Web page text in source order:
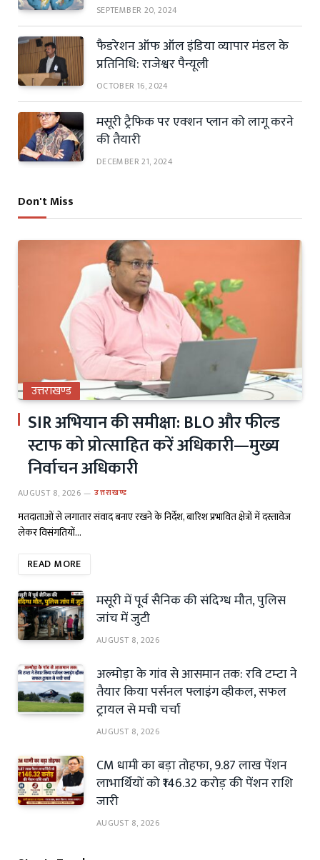
SEPTEMBER 20, 2024
फैडरेशन ऑफ ऑल इंडिया व्यापार मंडल के
प्रतिनिधि: राजेश्वर पैन्यूली
OCTOBER 16, 2024
मसूरी ट्रैफिक पर एक्शन प्लान को लागू करने
की तैयारी
DECEMBER 21, 2024
Don't Miss
उत्तराखण्ड
SIR अभियान की समीक्षा: BLO और फील्ड
स्टाफ को प्रोत्साहित करें अधिकारी—मुख्य
निर्वाचन अधिकारी
AUGUST 8, 2026 उत्तराखण्ड
मतदाताओं से लगातार संवाद बनाए रखने के निर्देश, बारिश प्रभावित क्षेत्रों में दस्तावेज
लेकर विसंगतियों…
READ MORE
मसूरी में पूर्व सैनिक की संदिग्ध मौत, पुलिस
जांच में जुटी
AUGUST 8, 2026
अल्मोड़ा के गांव से आसमान तक: रवि टम्टा ने
तैयार किया पर्सनल फ्लाइंग व्हीकल, सफल
ट्रायल से मची चर्चा
AUGUST 8, 2026
CM धामी का बड़ा तोहफा, 9.87 लाख पेंशन
लाभार्थियों को ₹146.32 करोड़ की पेंशन राशि
जारी
AUGUST 8, 2026